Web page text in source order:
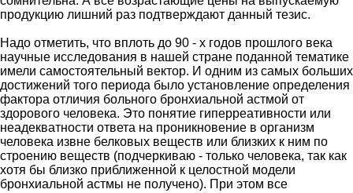
продукцию лишний раз подтверждают данный тезис.
Надо отметить, что вплоть до 90 - х годов прошлого века
научные исследования в нашей стране поданной тематике
имели самостоятельный вектор. И одним из самых больших
достижений того периода было установление определения
фактора отличия больного бронхиальной астмой от
здорового человека. Это понятие гиперреативности или
неадекватности ответа на проникновение в организм
человека извне белковых веществ или близких к ним по
строению веществ (подчеркиваю - только человека, так как
хотя бы близко приближенной к целостной модели
бронхиальной астмы не получено). При этом все